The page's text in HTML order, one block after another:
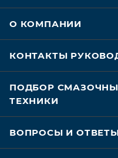
О КОМПАНИИ
КОНТАКТЫ
ПОДБОР
ТЕХНИКИ
ВОПРОСЫ И